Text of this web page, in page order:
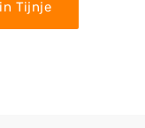
Tijnje